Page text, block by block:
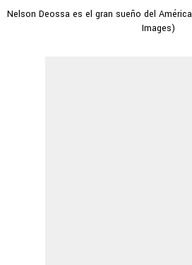
Nelson Deossa es el gran sueño del
Images)